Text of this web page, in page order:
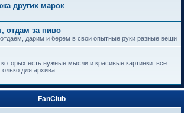
других марок
отдам за пиво
дарим и берем в свои опытные руки разные вещи
есть нужные мысли и красивые картинки. все
для архива.
FanClub